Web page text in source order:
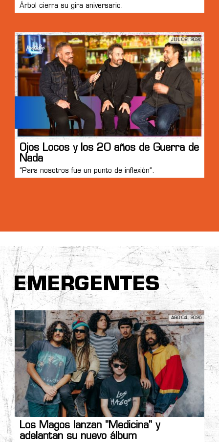
Árbol cierra su gira aniversario.
JUL 08, 2026
Ojos Locos y los 20 años de Guerra de
Nada
“Para nosotros fue un punto de inflexión”.
EMERGENTES
AGO 04, 2026
Los Magos lanzan "Medicina" y
adelantan su nuevo álbum